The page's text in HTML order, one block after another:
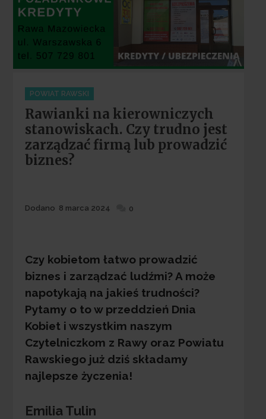
Categories
POWIAT RAWSKI
Rawianki na kierowniczych
stanowiskach. Czy trudno jest
zarządzać firmą lub prowadzić
biznes?
Dodane
Dodano 8 marca 2024 0
Czy kobietom łatwo prowadzić
biznes i zarządzać ludźmi? A może
napotykają na jakieś trudności?
Pytamy o to w przeddzień Dnia
Kobiet i wszystkim naszym
Czytelniczkom z Rawy oraz Powiatu
Rawskiego już dziś składamy
najlepsze życzenia!
Emilia Tulin